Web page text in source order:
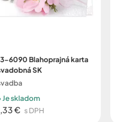
6090 Blahoprajná karta
SK
€ s DPH
Je skladom